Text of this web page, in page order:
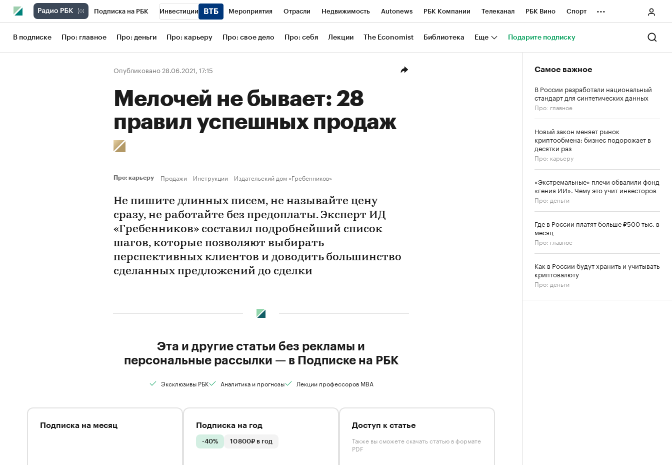
Подписка на РБК Инвестиции Мероприятия Отрасли Недвижимость Autonews РБК Компании Телеканал РБК Вино Спорт
Школа управления РБК РБК Образование РБК Life Тренды Визионеры Национальные проекты Город
Рынок наличной валюты
...
В подписке Про: главное Про: деньги Про: карьеру Про: свое дело Про: себя Лекции The Economist Библиотека Еще Подарите подписку
Опубликовано 28.06.2021, 17:15
Мелочей не бывает: 28
правил успешных продаж
Про: карьеру Продажи Инструкции Издательский дом «Гребенников»
Не пишите длинных писем, не называйте цену
сразу, не работайте без предоплаты. Эксперт ИД
«Гребенников» составил подробнейший список
шагов, которые позволяют выбирать
перспективных клиентов и доводить большинство
сделанных предложений до сделки
Эта и другие статьи без рекламы и
персональные рассылки — в Подписке на РБК
Эксклюзивы РБК Аналитика и прогнозы Лекции профессоров MBA
Подписка на месяц Подписка на год
-40% 10 800₽ в год
Доступ к статье
Также вы сможете скачать статью в формате
PDF
Самое важное
В России разработали национальный
стандарт для синтетических данных
Про: главное
Новый закон меняет рынок
криптообмена: бизнес подорожает в
десятки раз
Про: карьеру
«Экстремальные» плечи обвалили фонд
«гения ИИ». Чему это учит инвесторов
Про: деньги
Где в России платят больше ₽500 тыс. в
месяц
Про: главное
Как в России будут хранить и учитывать
криптовалюту
Про: деньги